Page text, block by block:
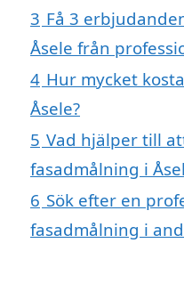
3 Få 3
Åsele från
4 Hur mycket
Åsele?
5 Vad hjälper till
fasadmålning i
6 Sök efter en
fasadmålning i